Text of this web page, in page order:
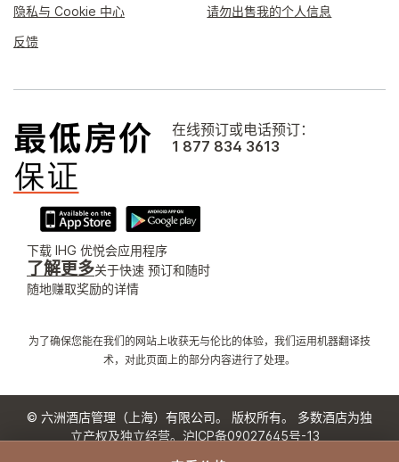
隐私与 Cookie 中心
请勿出售我的个人信息
反馈
在线预订或电话预订：
1 877 834 3613
下载 IHG 优悦会应用程序
了解更多关于快速 预订和随时
随地赚取奖励的详情
为了确保您能在我们的网站上收获无与伦比的体验，我们运用机器翻译技
术，对此页面上的部分内容进行了处理。
© 六洲酒店管理（上海）有限公司。 版权所有。 多数酒店为独
立产权及独立经营。 沪ICP备09027645号-13
沪公网安备31011502008060号